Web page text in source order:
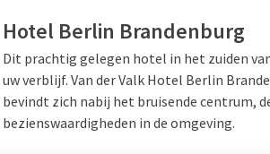
Hotel Berlin Brandenburg
Dit prachtig gelegen hotel in het zuiden
uw verblijf. Van der Valk Hotel Berlin
bevindt zich nabij het bruisende centrum,
bezienswaardigheden in de omgeving.